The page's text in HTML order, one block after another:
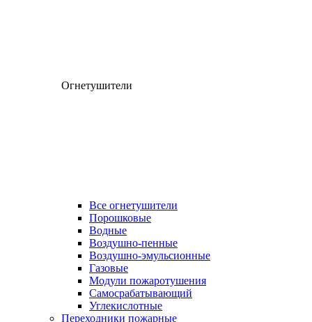
Огнетушители
Все огнетушители
Порошковые
Водные
Воздушно-пенные
Воздушно-эмульсионные
Газовые
Модули пожаротушения
Самосрабатывающий
Углекислотные
Переходники пожарные